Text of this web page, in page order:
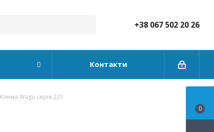
+38 067 502 20 26
Контакти
Клема Wago серія 221
0